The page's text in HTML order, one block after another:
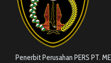
Penerbit Perusahan PERS PT.